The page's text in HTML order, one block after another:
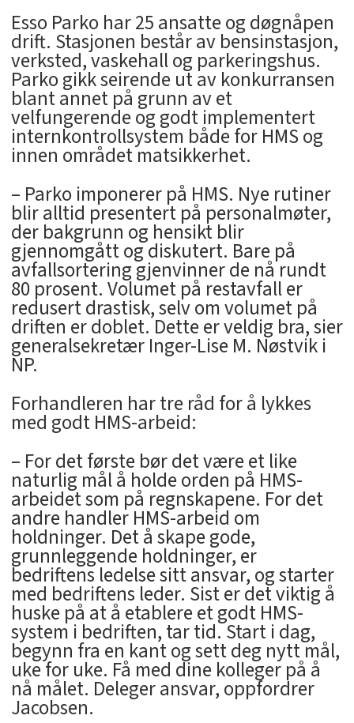
Esso Parko har 25 ansatte og døgnåpen
drift. Stasjonen består av bensinstasjon,
verksted, vaskehall og parkeringshus.
Parko gikk seirende ut av konkurransen
blant annet på grunn av et
velfungerende og godt implementert
internkontrollsystem både for HMS og
innen området matsikkerhet.
– Parko imponerer på HMS. Nye rutiner
blir alltid presentert på personalmøter,
der bakgrunn og hensikt blir
gjennomgått og diskutert. Bare på
avfallsortering gjenvinner de nå rundt
80 prosent. Volumet på restavfall er
redusert drastisk, selv om volumet på
driften er doblet. Dette er veldig bra, sier
generalsekretær Inger-Lise M. Nøstvik i
NP.
Forhandleren har tre råd for å lykkes
med godt HMS-arbeid:
– For det første bør det være et like
naturlig mål å holde orden på HMS-
arbeidet som på regnskapene. For det
andre handler HMS-arbeid om
holdninger. Det å skape gode,
grunnleggende holdninger, er
bedriftens ledelse sitt ansvar, og starter
med bedriftens leder. Sist er det viktig å
huske på at å etablere et godt HMS-
system i bedriften, tar tid. Start i dag,
begynn fra en kant og sett deg nytt mål,
uke for uke. Få med dine kolleger på å
nå målet. Deleger ansvar, oppfordrer
Jacobsen.